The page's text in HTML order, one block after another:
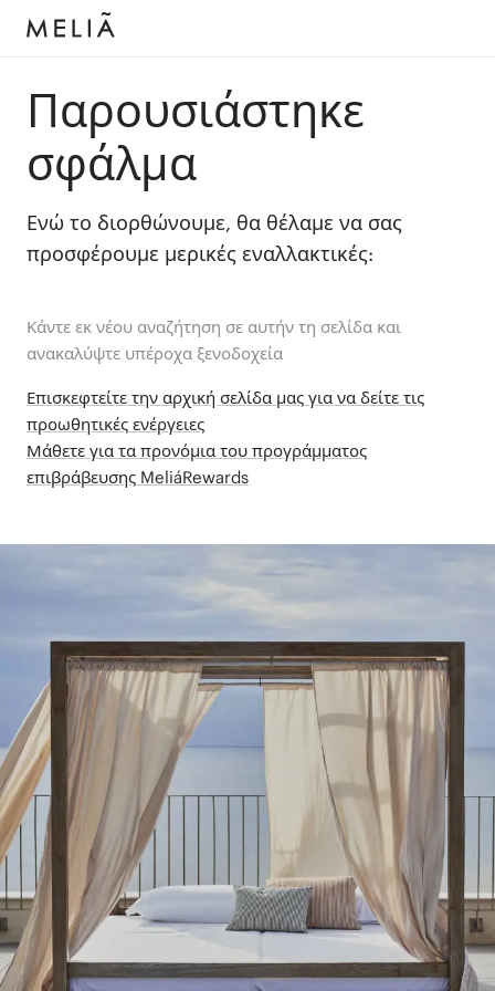
Παρουσιάστηκε
σφάλμα
Ενώ το διορθώνουμε, θα θέλαμε να σας
προσφέρουμε μερικές εναλλακτικές:
Κάντε εκ νέου αναζήτηση σε αυτήν τη σελίδα και
ανακαλύψτε υπέροχα ξενοδοχεία
Επισκεφτείτε την αρχική σελίδα μας για να δείτε τις
προωθητικές ενέργειες
Μάθετε για τα προνόμια του προγράμματος
επιβράβευσης MeliáRewards